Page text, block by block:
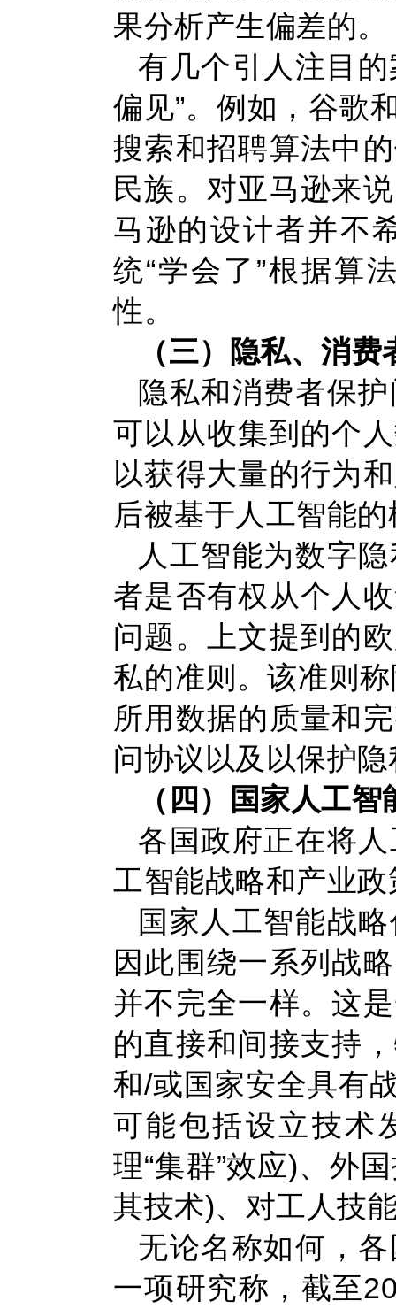
果分析产生偏差的。
有几个引人注目的
偏见”。例如，谷歌
搜索和招聘算法中
民族。对亚马逊来
马逊的设计者并不
统“学会了”根据算
性。
（三）隐私、消
隐私和消费者保
可以从收集到的个
以获得大量的行为
后被基于人工智能
人工智能为数字
者是否有权从个人
问题。上文提到的
私的准则。该准则称
所用数据的质量和
问协议以及以保护
（四）国家人工
各国政府正在将
工智能战略和产业政
国家人工智能战
因此围绕一系列战
并不完全一样。这
的直接和间接支持
和/或国家安全具有
可能包括设立技术
理“集群”效应)、外
其技术)、对工人技
无论名称如何，
一项研究称，截至